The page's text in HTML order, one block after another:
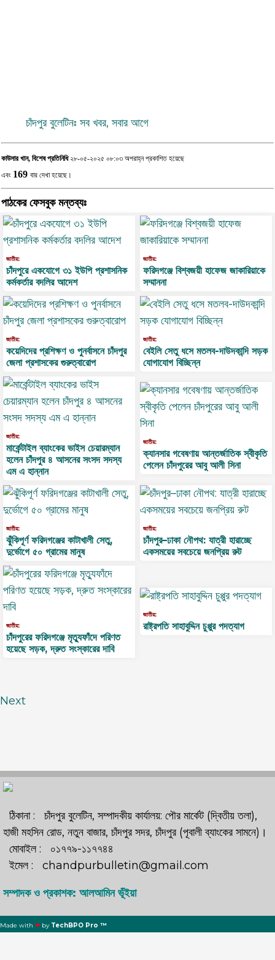
চাঁদপুর বুলেটিনঃ সব খবর, সবার আগে
কাউসার খান, বিশেষ প্রতিনিধি২৮-০৫-২০২৫ ০৮:০৩ অপরাহ্ন প্রকাশিত হয়েছে
এবং 169 বার দেখা হয়েছে।
পাঠকের ফেসবুক মন্তব্যঃ
জাতীয়:
চাঁদপুরে একযোগে ৩১ ইউপি প্রশাসনিক
কর্মকর্তার বদলির আদেশ
জাতীয়:
ফরিদগঞ্জে বিশ্বজয়ী হাফেজ জাকারিয়াকে
সম্মাননা
জাতীয়:
কয়েদিদের প্রশিক্ষণ ও পুনর্বাসনে চাঁদপুর
জেলা প্রশাসকের গুরুত্বারোপ
জাতীয়:
বেইলি সেতু ধসে মতলব-দাউদকান্দি সড়ক
যোগাযোগ বিচ্ছিন্ন
জাতীয়:
মার্কেন্টাইল ব্যাংকের ভাইস চেয়ারম্যান
হলেন চাঁদপুর ৪ আসনের সংসদ সদস্য
এম এ হান্নান
জাতীয়:
ক্যানসার গবেষণায় আন্তর্জাতিক স্বীকৃতি
পেলেন চাঁদপুরের আবু আলী সিনা
জাতীয়:
ঝুঁকিপূর্ণ ফরিদগঞ্জের কাটাখালী সেতু,
দুর্ভোগে ৫০ গ্রামের মানুষ
জাতীয়:
চাঁদপুর–ঢাকা নৌপথ: যাত্রী হারাচ্ছে
একসময়ের সবচেয়ে জনপ্রিয় রুট
জাতীয়:
চাঁদপুরের ফরিদগঞ্জে মৃত্যুফাঁদে পরিণত
হয়েছে সড়ক, দ্রুত সংস্কারের দাবি
জাতীয়:
রাষ্ট্রপতি সাহাবুদ্দিন চুপ্পুর পদত্যাগ
Next
ঠিকানা : চাঁদপুর বুলেটিন, সম্পাদকীয় কার্যালয়: পৌর মার্কেট (দ্বিতীয় তলা),
হাজী মহসিন রোড, নতুন বাজার, চাঁদপুর সদর, চাঁদপুর (পূবালী ব্যাংকের সামনে)।
মোবাইল : ০১৭৭৯-১১৭৭৪৪
ইমেল : chandpurbulletin@gmail.com
সম্পাদক ও প্রকাশক: আলআমিন ভূঁইয়া
Made with ❤ by TechBPO Pro ™